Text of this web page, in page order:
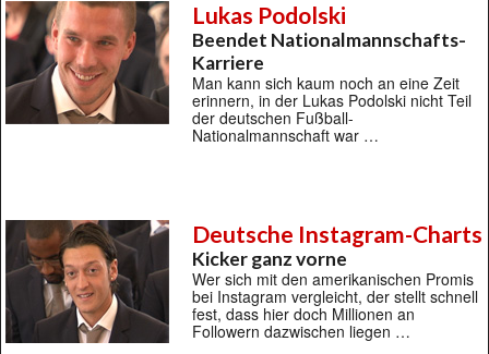
Lukas Podolski
Beendet Nationalmannschafts-
Karriere
Man kann sich kaum noch an eine Zeit
erinnern, in der Lukas Podolski nicht Teil
der deutschen Fußball-
Nationalmannschaft war …
Deutsche Instagram-Charts
Kicker ganz vorne
Wer sich mit den amerikanischen Promis
bei Instagram vergleicht, der stellt schnell
fest, dass hier doch Millionen an
Followern dazwischen liegen …